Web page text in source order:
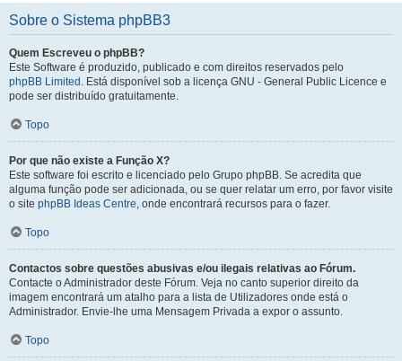
Sobre o Sistema phpBB3
Quem Escreveu o phpBB?
Este Software é produzido, publicado e com direitos reservados pelo
phpBB Limited . Está disponível sob a licença GNU - General Public Licence e
pode ser distribuído gratuitamente.
Topo
Por que não existe a Função X?
Este software foi escrito e licenciado pelo Grupo phpBB. Se acredita que
alguma função pode ser adicionada, ou se quer relatar um erro, por favor visite
o site phpBB Ideas Centre, onde encontrará recursos para o fazer.
Topo
Contactos sobre questões abusivas e/ou ilegais relativas ao Fórum.
Contacte o Administrador deste Fórum. Veja no canto superior direito da
imagem encontrará um atalho para a lista de Utilizadores onde está o
Administrador. Envie-lhe uma Mensagem Privada a expor o assunto.
Topo